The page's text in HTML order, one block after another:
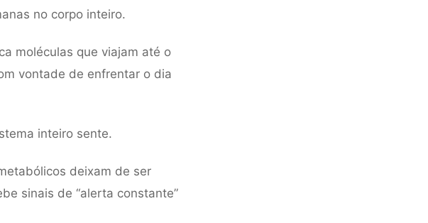
no corpo inteiro.
moléculas que viajam até o
vontade de enfrentar o dia
inteiro sente.
deixam de ser
sinais de “alerta constante”